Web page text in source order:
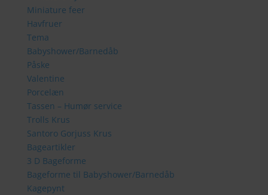
Miniature feer
Havfruer
Tema
Babyshower/Barnedåb
Påske
Valentine
Porcelæn
Tassen – Humør service
Trolls Krus
Santoro Gorjuss Krus
Bageartikler
3 D Bageforme
Bageforme til Babyshower/Barnedåb
Kagepynt